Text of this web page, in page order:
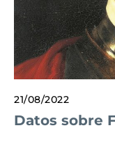
21/08/2022
Datos sobre